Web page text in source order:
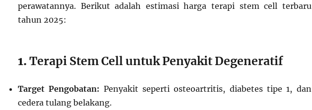
perawatannya. Berikut adalah estimasi harga terapi stem cell terbaru
tahun 2025:
1. Terapi Stem Cell untuk Penyakit Degeneratif
Target Pengobatan: Penyakit seperti osteoartritis, diabetes tipe 1, dan
cedera tulang belakang.